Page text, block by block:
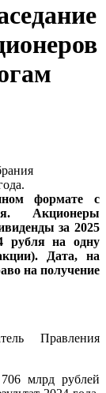
формате с
Акционеры
за 2025
рубля на одну
Дата, на
на получение
Правления
млрд рублей